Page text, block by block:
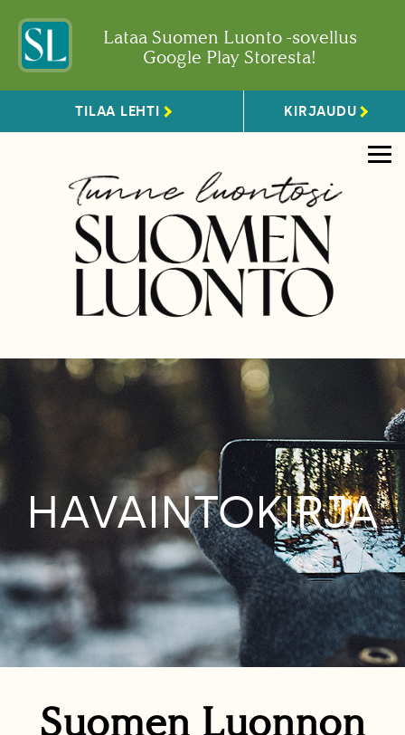
Lataa Suomen Luonto -sovellus
Google Play Storesta!
TILAA LEHTI KIRJAUDU
HAVAINTOKIRJA
Suomen Luonnon